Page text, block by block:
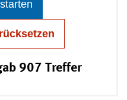
907 Treffer